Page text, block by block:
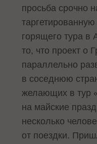
просьба срочно
горящего тура
то, что проект о
параллельно
в соседнюю
желающих в тур
на майские
несколько
от поездки.